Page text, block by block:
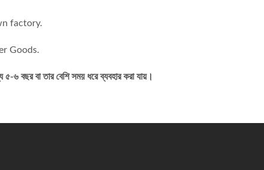
factory.
Goods.
বা তার বেশি সময় ধরে ব্যবহার করা যায়।